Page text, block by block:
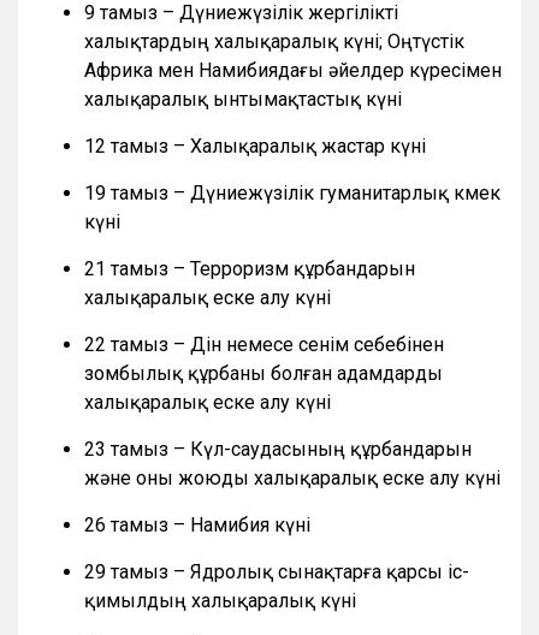
9 тамыз – Дүниежүзілік жергілікті
халықтардың халықаралық күні; Оңтүстік
Африка мен Намибиядағы әйелдер күресімен
халықаралық ынтымақтастық күні
12 тамыз – Халықаралық жастар күні
19 тамыз – Дүниежүзілік гуманитарлық көмек
күні
21 тамыз – Терроризм құрбандарын
халықаралық еске алу күні
22 тамыз – Дін немесе сенім себебінен
зомбылық құрбаны болған адамдарды
халықаралық еске алу күні
23 тамыз – Күл-саудасының құрбандарын
және оны жоюды халықаралық еске алу күні
26 тамыз – Намибия күні
29 тамыз – Ядролық сынақтарға қарсы іс-
қимылдың халықаралық күні